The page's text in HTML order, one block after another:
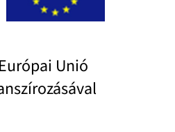
Unió